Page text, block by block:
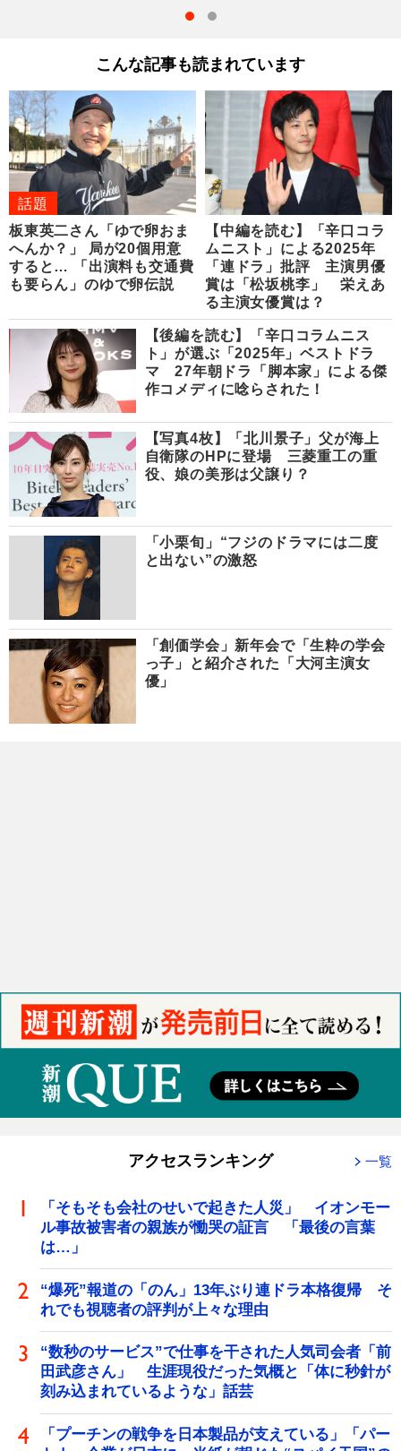
こんな記事も読まれています
話題
板東英二さん「ゆで卵おま
へんか？」 局が20個用意
すると… 「出演料も交通費
も要らん」のゆで卵伝説
【中編を読む】「辛口コラ
ムニスト」による2025年
「連ドラ」批評 主演男優
賞は「松坂桃李」 栄えあ
る主演女優賞は？
【後編を読む】「辛口コラムニス
ト」が選ぶ「2025年」ベストドラ
マ 27年朝ドラ「脚本家」による傑
作コメディに唸らされた！
【写真4枚】「北川景子」父が海上
自衛隊のHPに登場 三菱重工の重
役、娘の美形は父譲り？
「小栗旬」“フジのドラマには二度
と出ない”の激怒
「創価学会」新年会で「生粋の学会
っ子」と紹介された「大河主演女
優」
アクセスランキング 一覧
「そもそも会社のせいで起きた人災」 イオンモー
ル事故被害者の親族が慟哭の証言 「最後の言葉
は…」
“爆死”報道の「のん」13年ぶり連ドラ本格復帰 そ
れでも視聴者の評判が上々な理由
“数秒のサービス”で仕事を干された人気司会者「前
田武彦さん」 生涯現役だった気概と「体に秒針が
刻み込まれているような」話芸
「プーチンの戦争を日本製品が支えている」「パー